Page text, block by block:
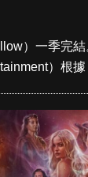
）一季完
）根